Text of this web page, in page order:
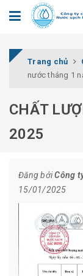
Trang chủ
nước tháng 1
CHẤT
2025
Đăng bởiCông
15/01/2025